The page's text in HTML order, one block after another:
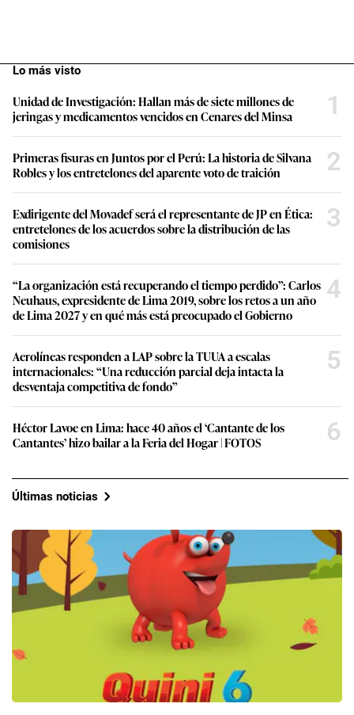
Lo más visto
Unidad de Investigación: Hallan más de siete millones de
jeringas y medicamentos vencidos en Cenares del Minsa
1
Primeras fisuras en Juntos por el Perú: La historia de Silvana
Robles y los entretelones del aparente voto de traición
2
Exdirigente del Movadef será el representante de JP en Ética:
entretelones de los acuerdos sobre la distribución de las
comisiones
3
“La organización está recuperando el tiempo perdido”: Carlos
Neuhaus, expresidente de Lima 2019, sobre los retos a un año
de Lima 2027 y en qué más está preocupado el Gobierno
4
Aerolíneas responden a LAP sobre la TUUA a escalas
internacionales: “Una reducción parcial deja intacta la
desventaja competitiva de fondo”
5
Héctor Lavoe en Lima: hace 40 años el ‘Cantante de los
Cantantes’ hizo bailar a la Feria del Hogar | FOTOS
6
Últimas noticias